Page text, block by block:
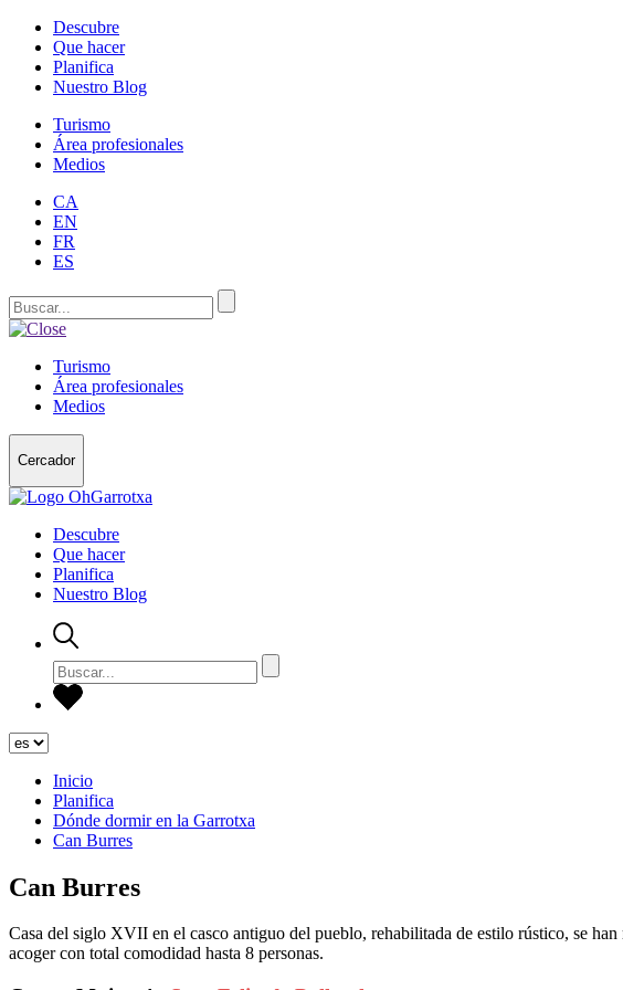
Descubre
Que hacer
Planifica
Nuestro Blog
Turismo
Área profesionales
Medios
CA
EN
FR
ES
Turismo
Área profesionales
Medios
Cercador
Descubre
Que hacer
Planifica
Nuestro Blog
Inicio
Planifica
Dónde dormir en la Garrotxa
Can Burres
Can Burres
Casa del siglo XVII en el casco antiguo del pueblo, rehabilitada de estilo rústico, se
acoger con total comodidad hasta 8 personas.